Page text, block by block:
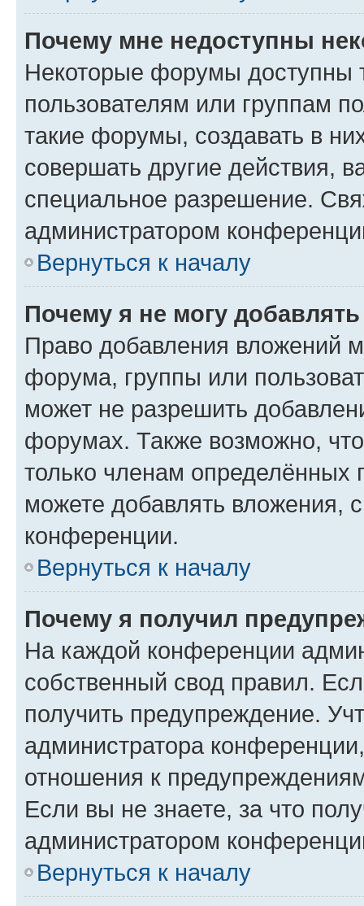
Почему мне недоступны
Некоторые форумы доступны
пользователям или группам
такие форумы, создавать в
совершать другие действия,
специальное разрешение.
администратором
Вернуться к началу
Почему я не могу
Право добавления вложений
форума, группы или
может не разрешить
форумах. Также возможно,
только членам определённых
можете добавлять вложения,
конференции.
Вернуться к началу
Почему я получил
На каждой конференции
собственный свод правил.
получить предупреждение.
администратора
отношения к
Если вы не знаете, за что
администратором
Вернуться к началу